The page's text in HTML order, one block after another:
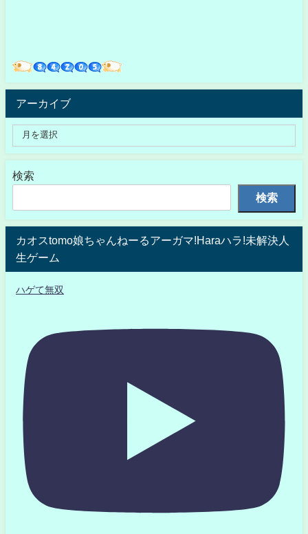
アーカイブ
検索
検索
カオスtomo娘ちゃんねーるアーガマ!Haraハラ!未解決人
生ゲーム
ハゲて無双